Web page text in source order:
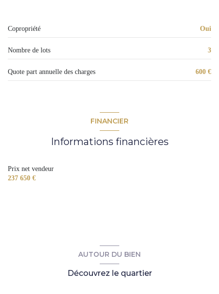
Copropriété Oui
Nombre de lots 3
Quote part annuelle des charges 600 €
FINANCIER
Informations financières
Prix net vendeur
237 650 €
AUTOUR DU BIEN
Découvrez le quartier